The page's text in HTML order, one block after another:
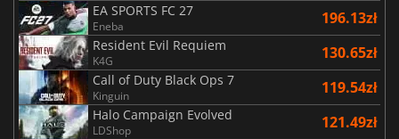
EA SPORTS FC 27
Eneba 196.13zł
Resident Evil Requiem
K4G 130.65zł
Call of Duty Black Ops 7
Kinguin 119.54zł
Halo Campaign Evolved
LDShop 121.49zł